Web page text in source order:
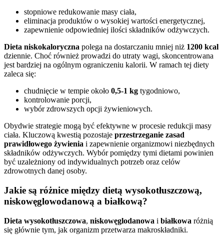
stopniowe redukowanie masy ciała,
eliminacja produktów o wysokiej wartości energetycznej,
zapewnienie odpowiedniej ilości składników odżywczych.
Dieta niskokaloryczna polega na dostarczaniu mniej niż 1200 kcal
dziennie. Choć również prowadzi do utraty wagi, skoncentrowana
jest bardziej na ogólnym ograniczeniu kalorii. W ramach tej diety
zaleca się:
chudnięcie w tempie około 0,5-1 kg tygodniowo,
kontrolowanie porcji,
wybór zdrowszych opcji żywieniowych.
Obydwie strategie mogą być efektywne w procesie redukcji masy
ciała. Kluczową kwestią pozostaje przestrzeganie zasad
prawidłowego żywienia i zapewnienie organizmowi niezbędnych
składników odżywczych. Wybór pomiędzy tymi dietami powinien
być uzależniony od indywidualnych potrzeb oraz celów
zdrowotnych danej osoby.
Jakie są różnice między dietą wysokotłuszczową,
niskowęglowodanową a białkową?
Dieta wysokotłuszczowa, niskowęglodanowa i białkowa różnią
się głównie tym, jak organizm przetwarza makroskładniki.